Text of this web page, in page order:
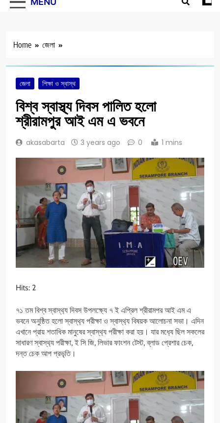
Home জেলা
জেলা শিক্ষা ও স্বাস্থ
বিশ্ব স্বাস্থ্য দিবস পালিত হলো
শ্রীরামপুর আই এম এ ভবনে
akasabarta 3 years ago 0 1 mins
Hits: 2
৭১ তম বিশ্ব স্বাস্থ‍্য দিবস উপলক্ষ্যে ৭ ই এপ্রিল শ্রীরামপর আই এম এ
ভবনে অনুষ্ঠিত হলো স্বাস্থ‍্য পরীক্ষা ও স্বাস্থ‍্য বিষয়ক আলোচনা সভা। এদিন
এখানে প্রায় শতাধিক মানুষের স্বাস্থ‍্য পরীক্ষা করা হয়। যার মধ‍্যে ছিল সকলের
সাধারণ স্বাস্থ‍্য পরীক্ষা, ই সি জি, লিভার ফাংশন টেস্ট, ব্লাড প্রেশার চেক,
দন্ত চেক আপ প্রভৃতি।